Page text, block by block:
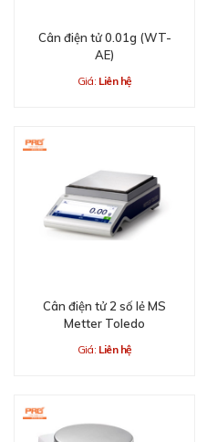
Cân điện tử 0.01g (WT-
AE)
Giá: Liên hệ
Cân điện tử 2 số lẻ MS
Metter Toledo
Giá: Liên hệ